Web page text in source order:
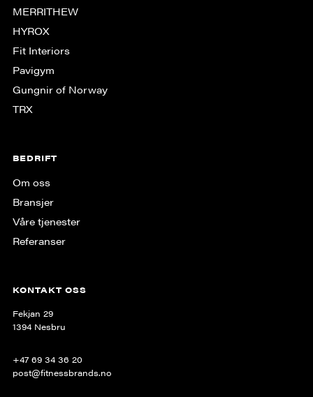
MERRITHEW
HYROX
Fit Interiors
Pavigym
Gungnir of Norway
TRX
BEDRIFT
Om oss
Bransjer
Våre tjenester
Referanser
KONTAKT OSS
Fekjan 29
1394 Nesbru
+47 69 34 36 20
post@fitnessbrands.no